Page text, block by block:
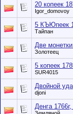
20 копеек
Igor_domovoy
5 КЪЮпеек
Тайпан
Две
Золотеец
5 копеек
SUR4015
Двойной
djoni
Денга 1766г,